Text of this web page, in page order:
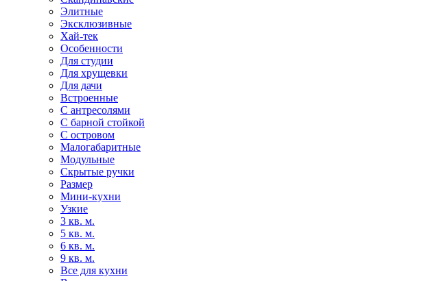
Элитные
Эксклюзивные
Хай-тек
Особенности
Для студии
Для хрущевки
Для дачи
Встроенные
С антресолями
С барной стойкой
С островом
Малогабаритные
Модульные
Скрытые ручки
Размер
Мини-кухни
Узкие
3 кв. м.
5 кв. м.
6 кв. м.
9 кв. м.
Все для кухни